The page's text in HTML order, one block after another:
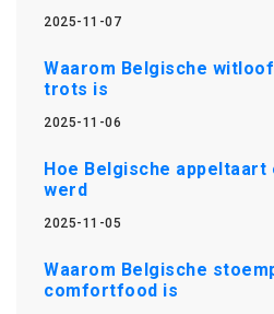
2025-11-07
Waarom Belgische
trots is
2025-11-06
Hoe Belgische appeltaart
werd
2025-11-05
Waarom Belgische
comfortfood is